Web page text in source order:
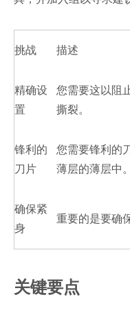
挑战 描述
精确设
置
您需要这以阻
撕裂。
锋利的
刀片
您需要锋利的
薄层的薄层中。
确保紧
身
重要的是要确
关键要点